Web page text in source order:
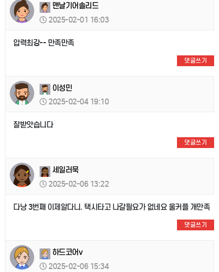
맨날기어솔리드
2025-02-01 16:03
압력최강-- 만족만족
댓글쓰기
이성민
2025-02-04 19:10
잘받앗습니다
댓글쓰기
세일러묵
2025-02-06 13:22
다낭 3번째 이제알다니. 택시타고 나갈필요가 없네요 울커플 개만족
댓글쓰기
하드코어v
2025-02-06 15:34